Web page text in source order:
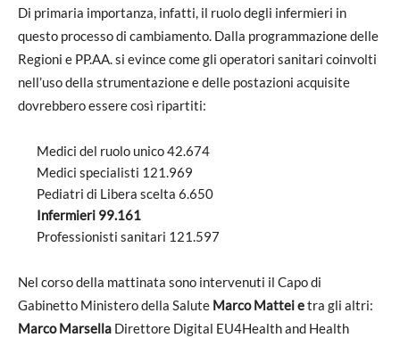
Di primaria importanza, infatti, il ruolo degli infermieri in
questo processo di cambiamento. Dalla programmazione delle
Regioni e PP.AA. si evince come gli operatori sanitari coinvolti
nell’uso della strumentazione e delle postazioni acquisite
dovrebbero essere così ripartiti:
Medici del ruolo unico 42.674
Medici specialisti 121.969
Pediatri di Libera scelta 6.650
Infermieri 99.161
Professionisti sanitari 121.597
Nel corso della mattinata sono intervenuti il Capo di
Gabinetto Ministero della Salute Marco Mattei etra gli altri:
Marco Marsella Direttore Digital EU4Health and Health